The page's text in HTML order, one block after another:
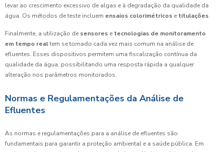
levar ao crescimento excessivo de algas e à degradação da qualidade da
água. Os métodos de teste incluem ensaios colorimétricos e titulações.
Finalmente, a utilização de sensores e tecnologias de monitoramento
em tempo realtem se tornado cada vez mais comum na análise de
efluentes. Esses dispositivos permitem uma fiscalização contínua da
qualidade da água, possibilitando uma resposta rápida a qualquer
alteração nos parâmetros monitorados.
Normas e Regulamentações da Análise de
Efluentes
As normas e regulamentações para a análise de efluentes são
fundamentais para garantir a proteção ambiental e a saúde pública. Em